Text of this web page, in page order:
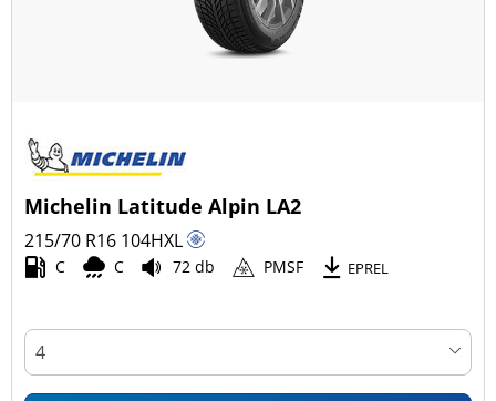
Michelin Latitude Alpin LA2
215/70 R16 104HXL
C C 72 db PMSF EPREL